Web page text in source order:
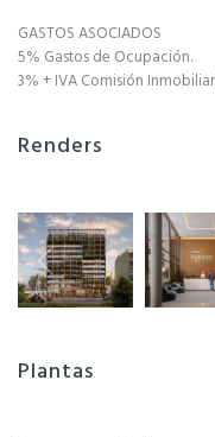
GASTOS ASOCIADOS
5% Gastos de Ocupación.
3% + IVA Comisión
Renders
Plantas